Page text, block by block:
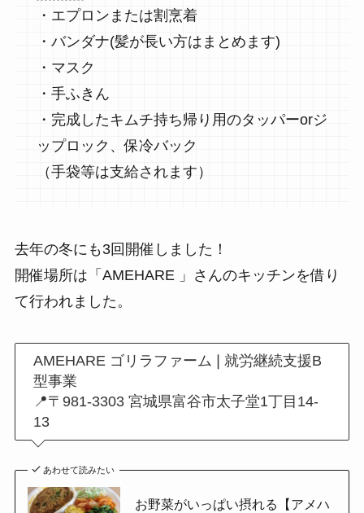
・エプロンまたは割烹着
・バンダナ(髪が長い方はまとめます)
・マスク
・手ふきん
・完成したキムチ持ち帰り用のタッパーorジ
ップロック、保冷バック
（手袋等は支給されます）
去年の冬にも3回開催しました！
開催場所は「AMEHARE 」さんのキッチンを借り
て行われました。
AMEHARE ゴリラファーム❘就労継続支援B
型事業
📍〒981-3303 宮城県富谷市太子堂1丁目14-
13
あわせて読みたい
お野菜がいっぱい摂れる【アメハ